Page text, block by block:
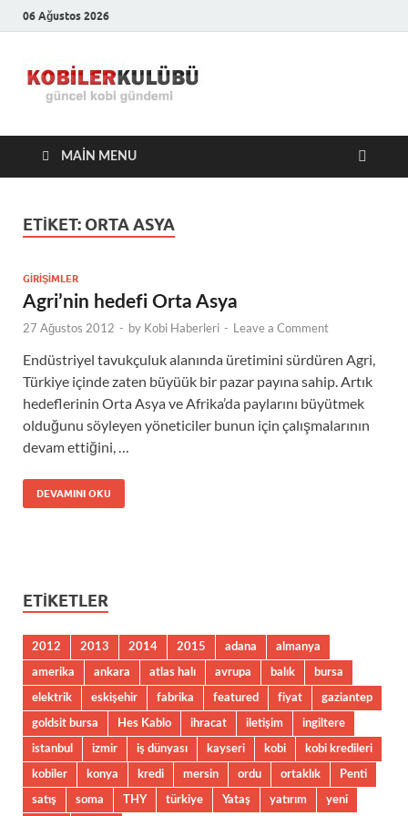
06 Ağustos 2026
Kulübü –
En Güncel
MAIN MENU
ETIKET: ORTA ASYA
GIRIŞIMLER
Agri’nin hedefi Orta Asya
27 Ağustos 2012 - by Kobi Haberleri - Leave a Comment
Endüstriyel tavukçuluk alanında üretimini sürdüren Agri,
Türkiye içinde zaten büyüük bir pazar payına sahip. Artık
hedeflerinin Orta Asya ve Afrika’da paylarını büyütmek
olduğunu söyleyen yöneticiler bunun için çalışmalarının
devam ettiğini, …
DEVAMINI OKU
ETIKETLER
2012 2013 2014 2015 adana
almanya
amerika
ankara atlas halı avrupa balık
bursa
elektrik
eskişehir fabrika featured fiyat
gaziantep
goldsit bursa
Hes Kablo ihracat iletişim
ingiltere
istanbul
izmir iş dünyası kayseri kobi
kobi kredileri
kobiler
konya kredi mersin ordu ortaklık
Penti
satış
soma THY türkiye Yataş yatırım yeni